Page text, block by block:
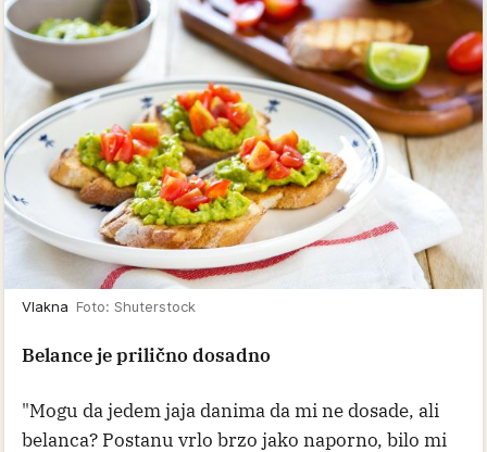
Vlakna Foto: Shuterstock
Belance je prilično dosadno
"Mogu da jedem jaja danima da mi ne dosade, ali
belanca? Postanu vrlo brzo jako naporno, bilo mi